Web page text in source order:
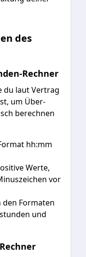
des
Rechner
du laut Vertrag
um Über-
berechnen
hh:mm
Werte,
vor
den Formaten
und